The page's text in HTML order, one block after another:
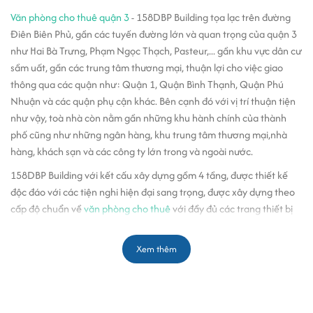
Văn phòng cho thuê quận 3- 158DBP Building tọa lạc trên đường
Điên Biên Phủ, gần các tuyến đường lớn và quan trọng của quận 3
như Hai Bà Trưng, Phạm Ngọc Thạch, Pasteur,... gần khu vực dân cư
sầm uất, gần các trung tâm thương mại, thuận lợi cho việc giao
thông qua các quận như: Quận 1, Quận Bình Thạnh, Quận Phú
Nhuận và các quận phụ cận khác. Bên cạnh đó với vị trí thuận tiện
như vậy, toà nhà còn nằm gần những khu hành chính của thành
phố cũng như những ngân hàng, khu trung tâm thương mại,nhà
hàng, khách sạn và các công ty lớn trong và ngoài nước.
158DBP Building với kết cấu xây dựng gồm 4 tầng, được thiết kế
độc đáo với các tiện nghi hiện đại sang trọng, được xây dựng theo
cấp độ chuẩn vềvăn phòng cho thuêvới đầy đủ các trang thiết bị
thủy cho tất cả các công ty khi thuê văn phòng tại đây. Bước vào
toà nhà, quý khách sẽ cảm thấy sự sang trọng và tiện ích của toà
Xem thêm